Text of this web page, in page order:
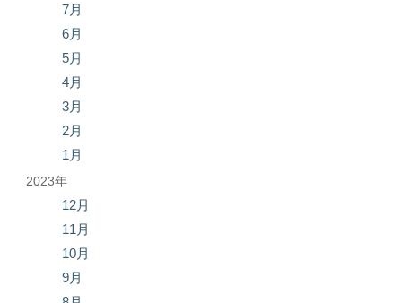
7月
6月
5月
4月
3月
2月
1月
2023年
12月
11月
10月
9月